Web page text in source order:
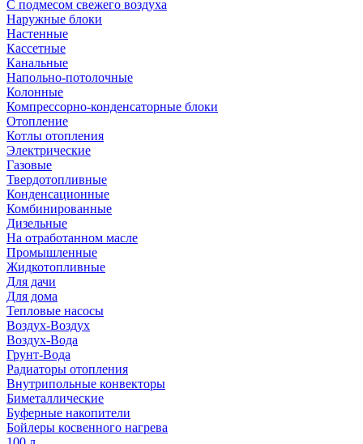
С подмесом свежего воздуха
Наружные блоки
Настенные
Кассетные
Канальные
Напольно-потолочные
Колонные
Компрессорно-конденсаторные блоки
Отопление
Котлы отопления
Электрические
Газовые
Твердотопливные
Конденсационные
Комбинированные
Дизельные
На отработанном масле
Промышленные
Жидкотопливные
Для дачи
Для дома
Тепловые насосы
Воздух-Воздух
Воздух-Вода
Грунт-Вода
Радиаторы отопления
Внутрипольные конвекторы
Биметаллические
Буферные накопители
Бойлеры косвенного нагрева